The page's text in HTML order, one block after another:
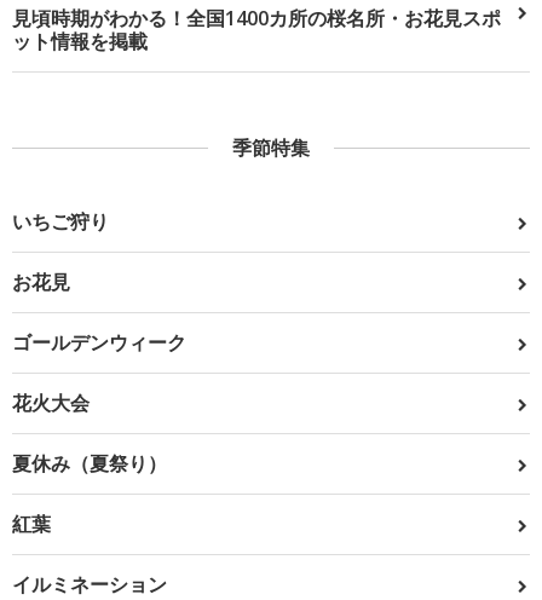
見頃時期がわかる！全国1400カ所の桜名所・お花見スポ
ット情報を掲載
季節特集
いちご狩り
お花見
ゴールデンウィーク
花火大会
夏休み（夏祭り）
紅葉
イルミネーション